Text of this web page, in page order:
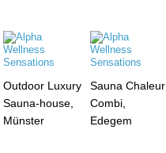
Outdoor Luxury
Sauna-house,
Münster
Sauna Chaleur
Combi,
Edegem